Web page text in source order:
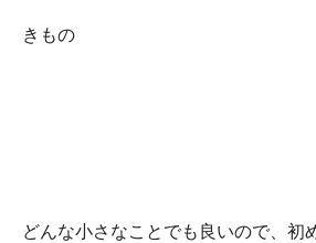
きもの
どんな小さなことでも良いので、初